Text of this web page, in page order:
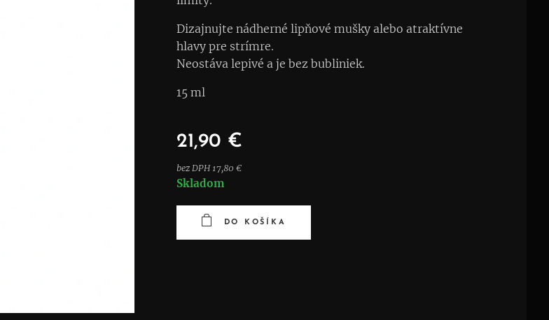
Dizajnujte nádherné lipňové mušky alebo atraktívne
hlavy pre strímre.
Neostáva lepivé a je bez bubliniek.
15 ml
21,90 €
bez DPH 17,80 €
Skladom
DO KOŠÍKA